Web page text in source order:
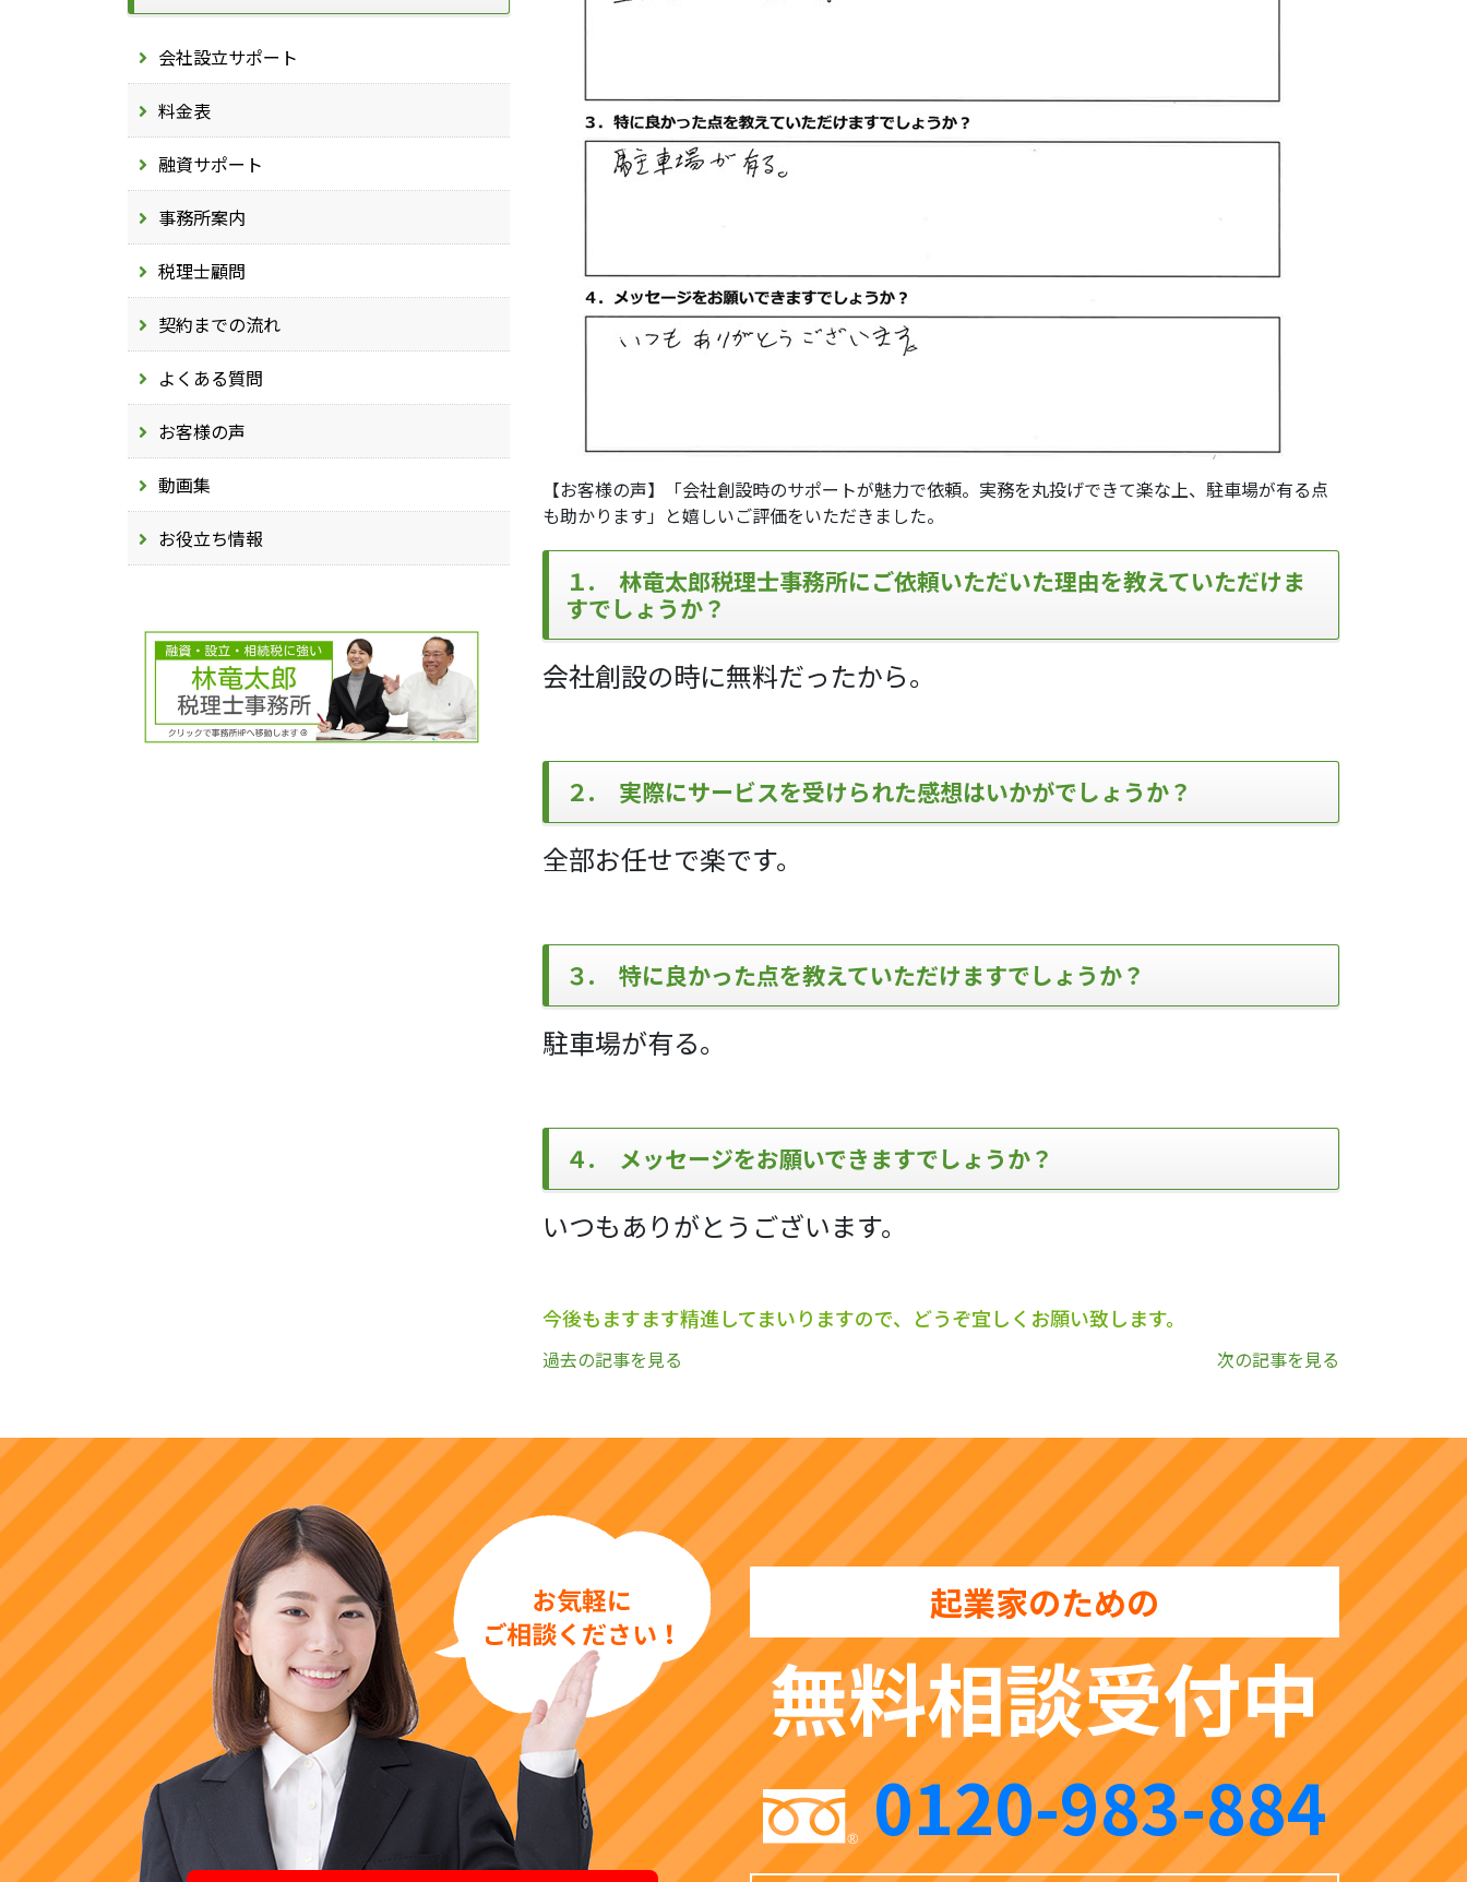
会社設立サポート
料金表
融資サポート
事務所案内
税理士顧問
契約までの流れ
よくある質問
お客様の声
動画集
お役立ち情報
【お客様の声】「会社創設時のサポートが魅力で依頼。実務を丸投げできて楽な上、駐車場が有る点
も助かります」と嬉しいご評価をいただきました。
１. 林竜太郎税理士事務所にご依頼いただいた理由を教えていただけま
すでしょうか？
会社創設の時に無料だったから。
２. 実際にサービスを受けられた感想はいかがでしょうか？
全部お任せで楽です。
３. 特に良かった点を教えていただけますでしょうか？
駐車場が有る。
４. メッセージをお願いできますでしょうか？
いつもありがとうございます。
今後もますます精進してまいりますので、どうぞ宜しくお願い致します。
過去の記事を見る 次の記事を見る
起業家のための
無料相談受付中
0120-983-884